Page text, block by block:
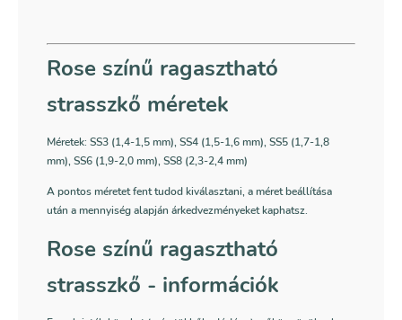
Rose színű ragasztható
strasszkő méretek
Méretek: SS3 (1,4-1,5 mm), SS4 (1,5-1,6 mm), SS5 (1,7-1,8
mm), SS6 (1,9-2,0 mm), SS8 (2,3-2,4 mm)
A pontos méretet fent tudod kiválasztani, a méret beállítása
után a mennyiség alapján árkedvezményeket kaphatsz.
Rose színű ragasztható
strasszkő - információk